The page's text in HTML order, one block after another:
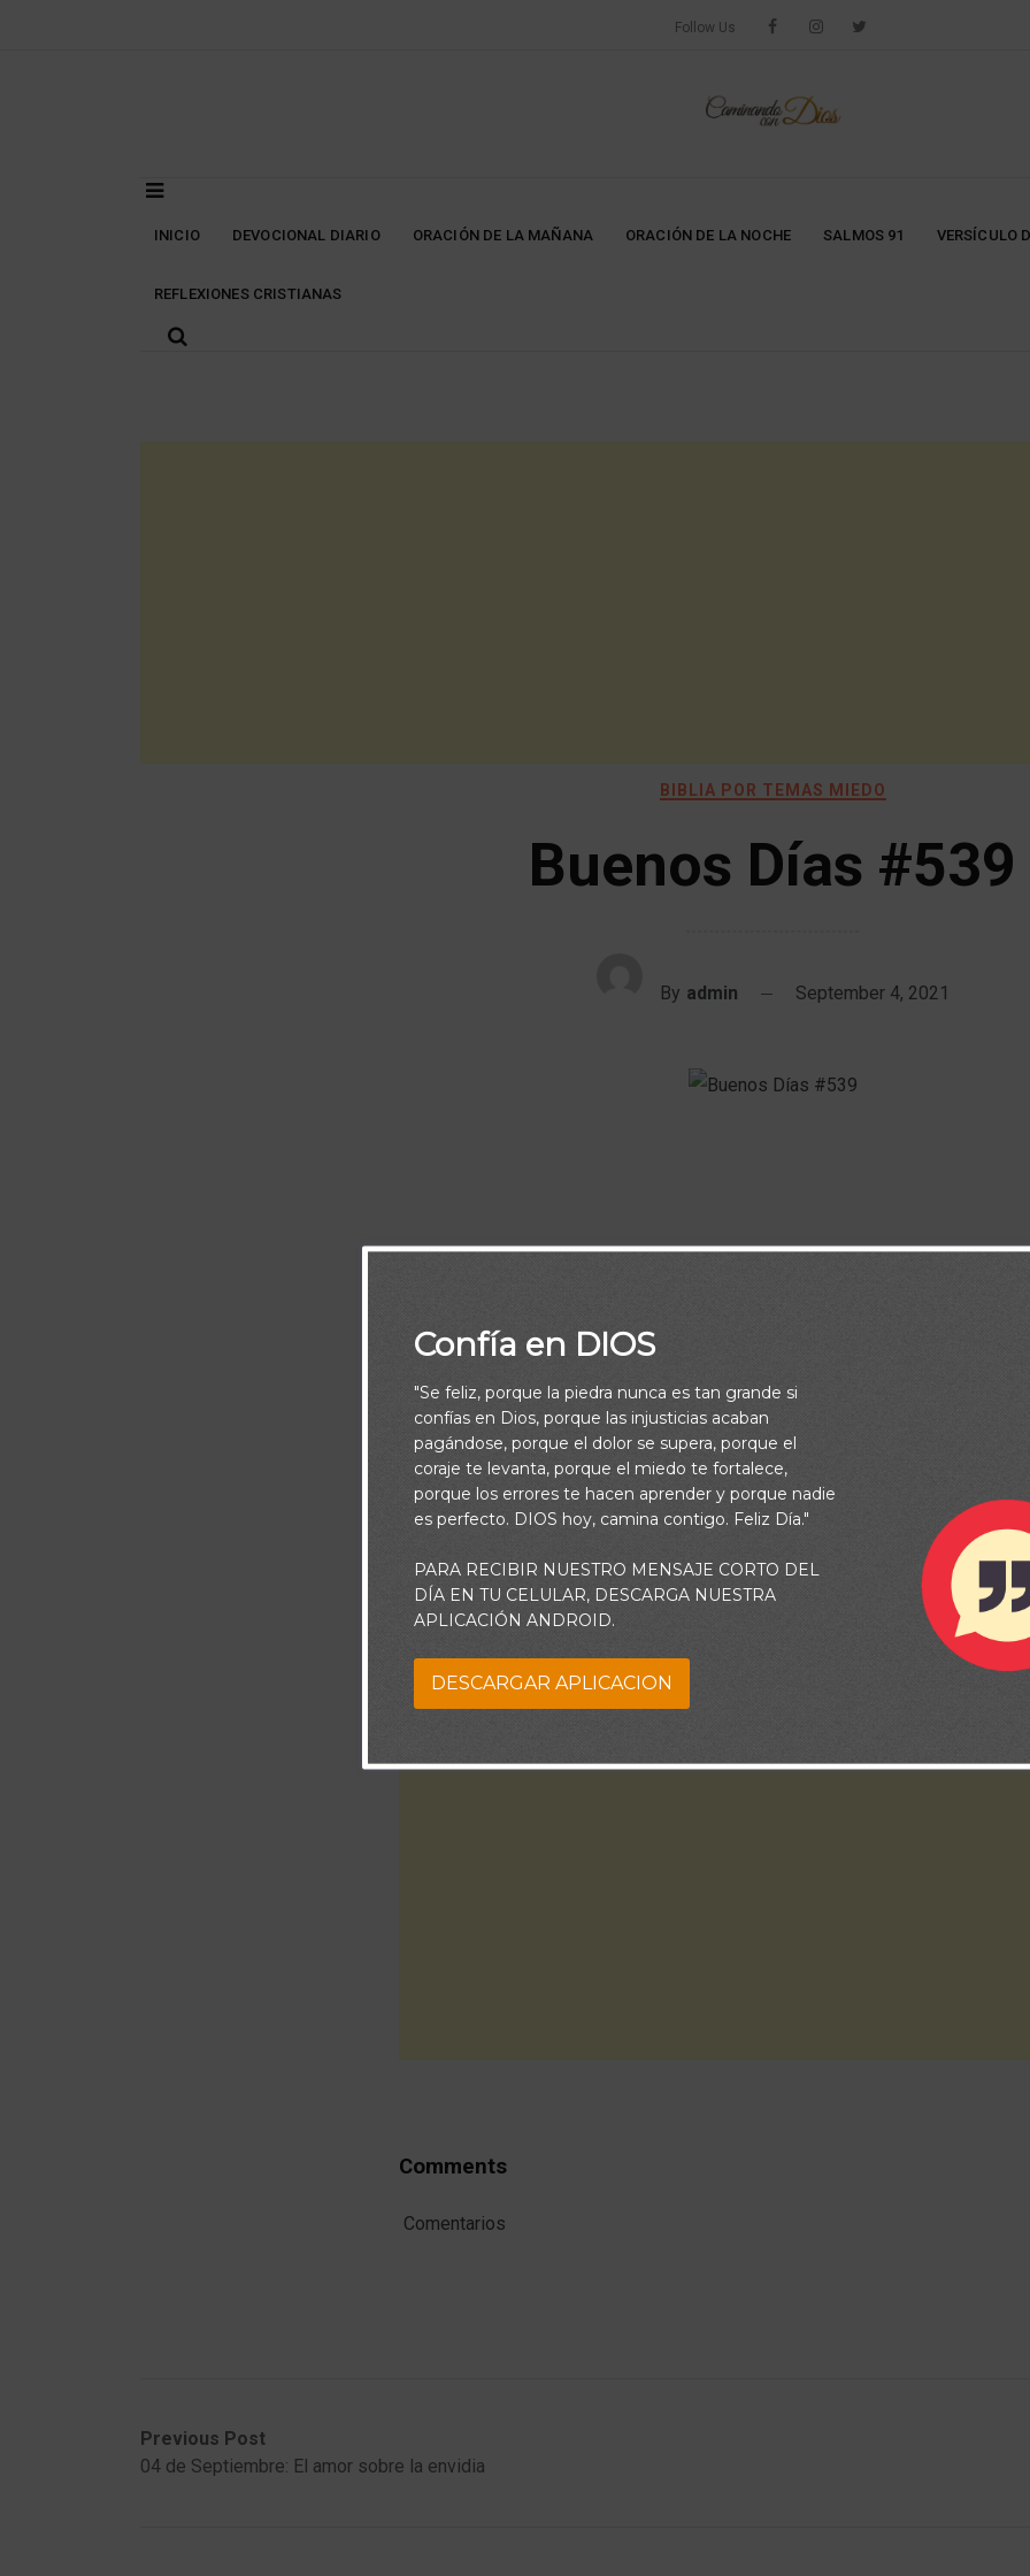
Follow Us
INICIO DEVOCIONAL DIARIO ORACIÓN DE LA MAÑANA ORACIÓN DE LA NOCHE SALMOS 91 VERSÍCULO
REFLEXIONES CRISTIANAS
BIBLIA POR TEMAS MIEDO
Buenos Días #539
By admin September 4, 2021
Comments
Comentarios
Previous Post
04 de Septiembre: El amor sobre la envidia
Confía en DIOS
"Se feliz, porque la piedra nunca es tan grande si
confías en Dios, porque las injusticias acaban
pagándose, porque el dolor se supera, porque el
coraje te levanta, porque el miedo te fortalece,
porque los errores te hacen aprender y porque nadie
es perfecto. DIOS hoy, camina contigo. Feliz Día."
PARA RECIBIR NUESTRO MENSAJE CORTO DEL
DÍA EN TU CELULAR, DESCARGA NUESTRA
APLICACIÓN ANDROID.
DESCARGAR APLICACION